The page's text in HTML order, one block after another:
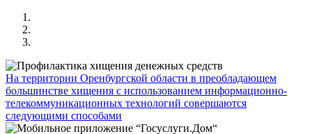
На территории Оренбургской области в преобладающем
большинстве хищения с использованием информационно-
телекоммуникационных технологий совершаются
следующими способами